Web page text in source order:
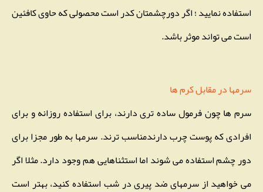
استفاده نمایید ؛ اگر دورچشمتان کدر است محصولی که حاوی کافئین
است می تواند موثر باشد.
سرمها در مقابل کرم ها
سرم ها چون فرمول ساده تری دارند، برای استفاده روزانه و برای
افرادی که پوست چرب دارندمناسب ترند. سرمها به طور مجزا برای
دور چشم استفاده می شوند اما استثناهایی هم وجود دارد. مثلا اگر
می خواهید از سرمهای ضد پیری در شب استفاده کنید، بهتر است